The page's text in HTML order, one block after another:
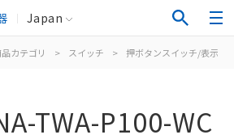
Japan
カテゴリ > スイッチ > 押ボタンスイッチ/表示灯
TWA-P100-WC